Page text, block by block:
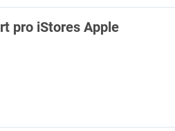
pro iStores Apple